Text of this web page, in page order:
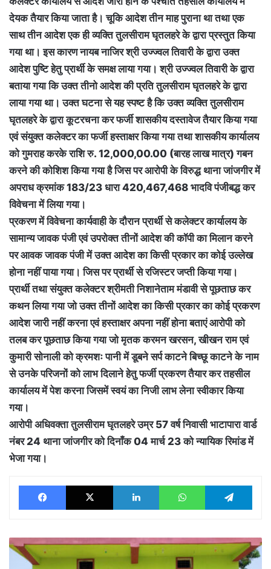
देयक तैयार किया जाता है। चूकि आदेश तीन माह पुराना था तथा एक
साथ तीन आदेश एक ही व्यक्ति तुलसीराम घृतलहरे के द्वारा प्रस्तुत किया
गया था। इस कारण नायब नाजिर श्री उज्ज्वल तिवारी के द्वारा उक्त
आदेश पुष्टि हेतु प्रार्थी के समक्ष लाया गया। श्री उज्ज्वल तिवारी के द्वारा
बताया गया कि उक्त तीनो आदेश की प्रति तुलसीराम घृतलहरे के द्वारा
लाया गया था। उक्त घटना से यह स्पष्ट है कि उक्त व्यक्ति तुलसीराम
घृतलहरे के द्वारा कूटरचना कर फर्जी शासकीय दस्तावेज तैयार किया गया
एवं संयुक्त कलेक्टर का फर्जी हस्ताक्षर किया गया तथा शासकीय कार्यालय
को गुमराह करके राशि रु. 12,000,00.00 (बारह लाख मात्र) गबन
करने की कोशिश किया गया है जिस पर आरोपी के विरुद्ध थाना जांजगीर में
अपराध क्रमांक 183/23 धारा 420,467,468 भादवि पंजीबद्ध कर
विवेचना में लिया गया।
प्रकरण में विवेचना कार्यवाही के दौरान प्रार्थी से कलेक्टर कार्यालय के
सामान्य जावक पंजी एवं उपरोक्त तीनों आदेश की कॉपी का मिलान करने
पर आवक जावक पंजी में उक्त आदेश का किसी प्रकार का कोई उल्लेख
होना नहीं पाया गया। जिस पर प्रार्थी से रजिस्टर जप्ती किया गया।
प्रार्थी तथा संयुक्त कलेक्टर श्रीमती निशानेताम मंडावी से पूछताछ कर
कथन लिया गया जो उक्त तीनों आदेश का किसी प्रकार का कोई प्रकरण
आदेश जारी नहीं करना एवं हस्ताक्षर अपना नहीं होना बताएं आरोपी को
तलब कर पूछताछ किया गया जो मृतक करमन खरसन, खीखन राम एवं
कुमारी सोनाली को क्रमशः पानी में डूबने सर्प काटने बिच्छू काटने के नाम
से उनके परिजनों को लाभ दिलाने हेतु फर्जी प्रकरण तैयार कर तहसील
कार्यालय में पेश करना जिसमें स्वयं का निजी लाभ लेना स्वीकार किया
गया।
आरोपी अधिवक्ता तुलसीराम घृतलहरे उम्र 57 वर्ष निवासी भाटापारा वार्ड
नंबर 24 थाना जांजगीर को दिनाँक 04 मार्च 23 को न्यायिक रिमांड में
भेजा गया।
Facebook X LinkedIn WhatsApp
पीएम
आवास